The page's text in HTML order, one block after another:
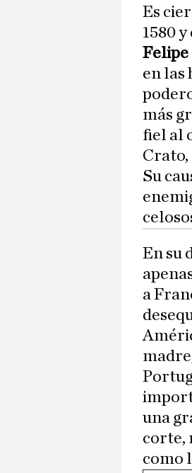
Es
1580
Felipe
en las
más
fiel al
Su
En su
a
una
corte,
como